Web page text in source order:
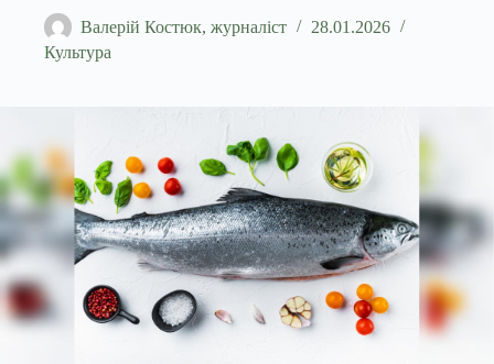
Валерій Костюк, журналіст
28.01.2026
Культура